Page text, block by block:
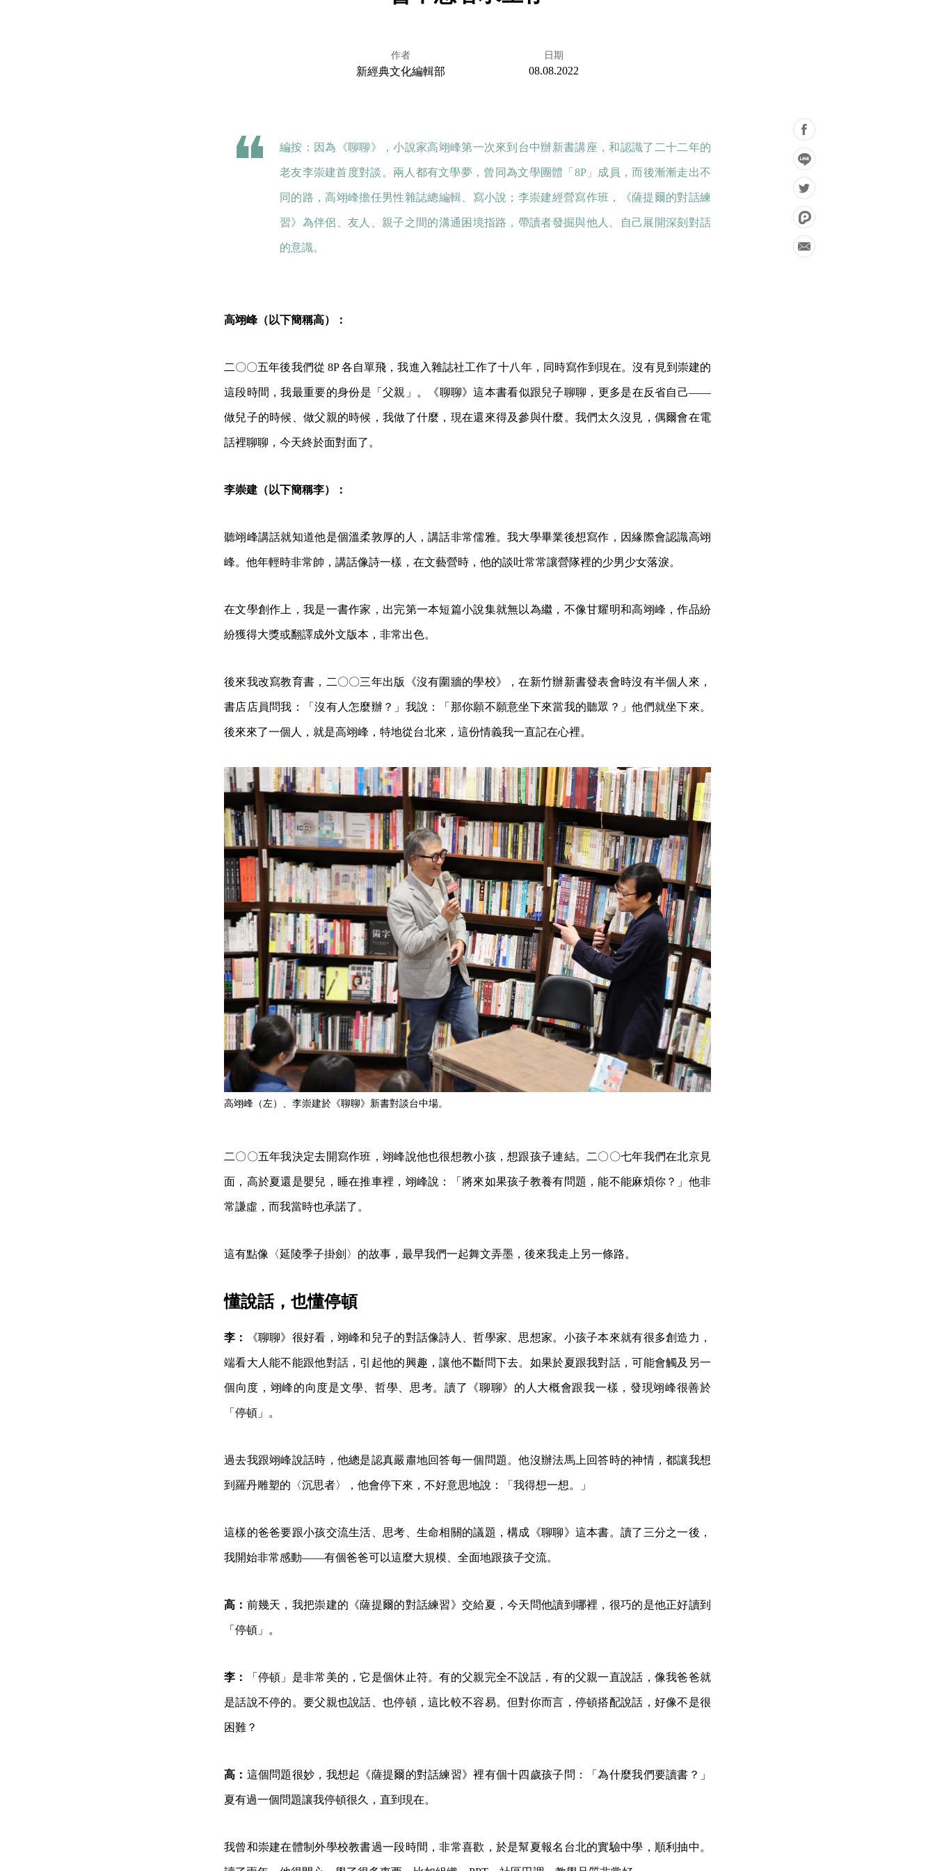
作者
新經典文化編輯部
日期
08.08.2022
編按：因為《聊聊》，小說家高翊峰第一次來到台中辦新書講座，和認識了二十二年的
老友李崇建首度對談。兩人都有文學夢，曾同為文學團體「8P」成員，而後漸漸走出不
同的路，高翊峰擔任男性雜誌總編輯、寫小說；李崇建經營寫作班，《薩提爾的對話練
習》為伴侶、友人、親子之間的溝通困境指路，帶讀者發掘與他人、自己展開深刻對話
的意識。
高翊峰（以下簡稱高）：
二〇〇五年後我們從 8P 各自單飛，我進入雜誌社工作了十八年，同時寫作到現在。沒有見到崇建的
這段時間，我最重要的身份是「父親」。《聊聊》這本書看似跟兒子聊聊，更多是在反省自己——
做兒子的時候、做父親的時候，我做了什麼，現在還來得及參與什麼。我們太久沒見，偶爾會在電
話裡聊聊，今天終於面對面了。
李崇建（以下簡稱李）：
聽翊峰講話就知道他是個溫柔敦厚的人，講話非常儒雅。我大學畢業後想寫作，因緣際會認識高翊
峰。他年輕時非常帥，講話像詩一樣，在文藝營時，他的談吐常常讓營隊裡的少男少女落淚。
在文學創作上，我是一書作家，出完第一本短篇小說集就無以為繼，不像甘耀明和高翊峰，作品紛
紛獲得大獎或翻譯成外文版本，非常出色。
後來我改寫教育書，二〇〇三年出版《沒有圍牆的學校》，在新竹辦新書發表會時沒有半個人來，
書店店員問我：「沒有人怎麼辦？」我說：「那你願不願意坐下來當我的聽眾？」他們就坐下來。
後來來了一個人，就是高翊峰，特地從台北來，這份情義我一直記在心裡。
高翊峰（左）、李崇建於《聊聊》新書對談台中場。
二〇〇五年我決定去開寫作班，翊峰說他也很想教小孩，想跟孩子連結。二〇〇七年我們在北京見
面，高於夏還是嬰兒，睡在推車裡，翊峰說：「將來如果孩子教養有問題，能不能麻煩你？」他非
常謙虛，而我當時也承諾了。
這有點像〈延陵季子掛劍〉的故事，最早我們一起舞文弄墨，後來我走上另一條路。
懂說話，也懂停頓
李： 《聊聊》很好看，翊峰和兒子的對話像詩人、哲學家、思想家。小孩子本來就有很多創造力，
端看大人能不能跟他對話，引起他的興趣，讓他不斷問下去。如果於夏跟我對話，可能會觸及另一
個向度，翊峰的向度是文學、哲學、思考。讀了《聊聊》的人大概會跟我一樣，發現翊峰很善於
「停頓」。
過去我跟翊峰說話時，他總是認真嚴肅地回答每一個問題。他沒辦法馬上回答時的神情，都讓我想
到羅丹雕塑的〈沉思者〉，他會停下來，不好意思地說：「我得想一想。」
這樣的爸爸要跟小孩交流生活、思考、生命相關的議題，構成《聊聊》這本書。讀了三分之一後，
我開始非常感動——有個爸爸可以這麼大規模、全面地跟孩子交流。
高： 前幾天，我把崇建的《薩提爾的對話練習》交給夏，今天問他讀到哪裡，很巧的是他正好讀到
「停頓」。
李： 「停頓」是非常美的，它是個休止符。有的父親完全不說話，有的父親一直說話，像我爸爸就
是話說不停的。要父親也說話、也停頓，這比較不容易。但對你而言，停頓搭配說話，好像不是很
困難？
高： 這個問題很妙，我想起《薩提爾的對話練習》裡有個十四歲孩子問：「為什麼我們要讀書？」
夏有過一個問題讓我停頓很久，直到現在。
我曾和崇建在體制外學校教書過一段時間，非常喜歡，於是幫夏報名台北的實驗中學，順利抽中。